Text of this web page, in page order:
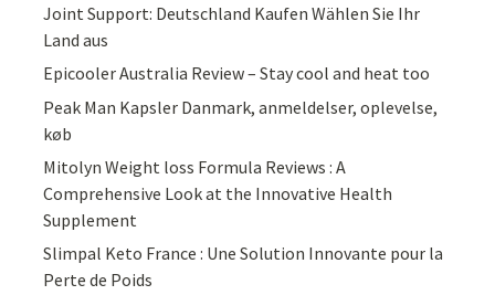
Joint Support: Deutschland Kaufen Wählen Sie Ihr
Land aus
Epicooler Australia Review – Stay cool and heat too
Peak Man Kapsler Danmark, anmeldelser, oplevelse,
køb
Mitolyn Weight loss Formula Reviews : A
Comprehensive Look at the Innovative Health
Supplement
Slimpal Keto France : Une Solution Innovante pour la
Perte de Poids